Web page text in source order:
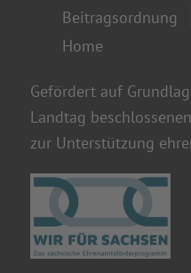
Beitragsordnung
Home
Gefördert auf
Landtag
zur Unterstützung